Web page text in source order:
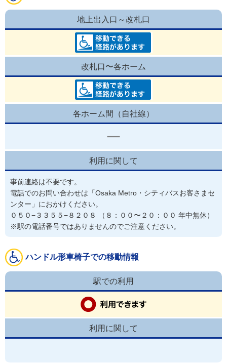
地上出入口～改札口
改札口〜各ホーム
各ホーム間（自社線）
利用に関して
事前連絡は不要です。
電話でのお問い合わせは「Osaka Metro・シティバスお客さまセ
ンター」におかけください。
０５０−３３５５−８２０８ （８：００〜２０：００ 年中無休）
※駅の電話番号ではありませんのでご注意ください。
ハンドル形車椅子での移動情報
駅での利用
利用に関して